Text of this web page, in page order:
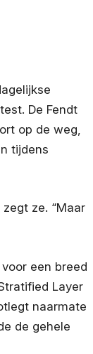
De Fendt
op de weg,
tijdens
ze. “Maar
een breed
Layer
naarmate
de gehele